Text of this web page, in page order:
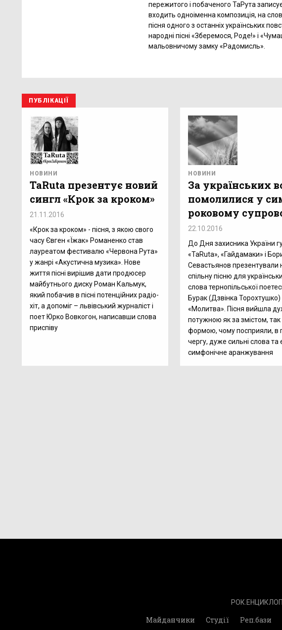
пережитого і побаченого ТаРута
входить одноіменна композиція, на
пісня одного з останніх українських
народні пісні «Зберемося, Роде!» і
мальовничому замку «Радомисль».
ПУБЛІКАЦІЇ
НОВИНИ
TaRuta презентує новий
сингл «Крок за кроком»
21.11.2016
«Крок за кроком» - пісня, з якою свого
часу Євген «Їжак» Романенко став
лауреатом фестивалю «Червона Рута»
у жанрі «Акустична музика». Нове
життя пісні вирішив дати продюсер
майбутнього диску Роман Кальмук,
який побачив в пісні потенційних радіо-
хіт, а допоміг – львівський журналіст і
поет Юрко Вовкогон, написавши слова
приспіву
НОВИНИ
За українських
помолилися у
роковому
22.10.2016
До Дня захисника України
«TaRuta», «Гайдамаки» і
Севастьянов презентували
спільну пісню для
слова тернопільської
Бурак (Дзвінка Торохтушко)
«Молитва». Пісня вийшла
потужною як за змістом, так
формою, чому посприяли, в
чергу, дуже сильні слова та
симфонічне аранжування
Майданчики Студії Реп.бази